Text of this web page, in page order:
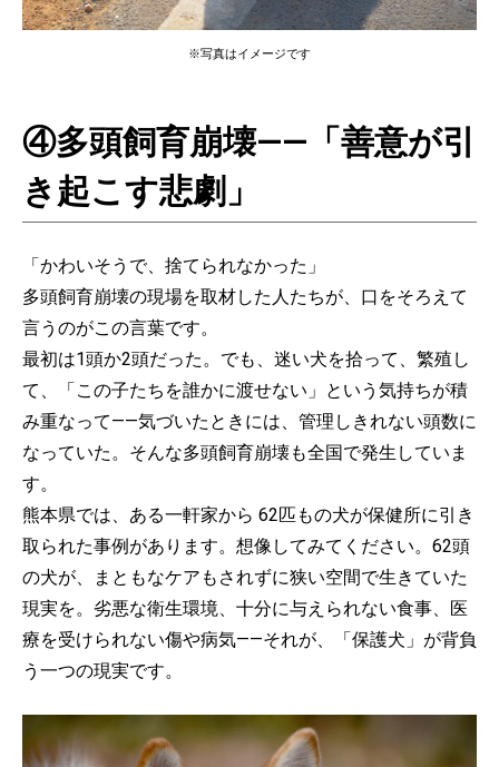
※写真はイメージです
④多頭飼育崩壊——「善意が引
き起こす悲劇」
「かわいそうで、捨てられなかった」
多頭飼育崩壊の現場を取材した人たちが、口をそろえて
言うのがこの言葉です。
最初は1頭か2頭だった。でも、迷い犬を拾って、繁殖し
て、「この子たちを誰かに渡せない」という気持ちが積
み重なって——気づいたときには、管理しきれない頭数に
なっていた。そんな多頭飼育崩壊も全国で発生していま
す。
熊本県では、ある一軒家から 62匹もの犬が保健所に引き
取られた事例があります。想像してみてください。62頭
の犬が、まともなケアもされずに狭い空間で生きていた
現実を。劣悪な衛生環境、十分に与えられない食事、医
療を受けられない傷や病気——それが、「保護犬」が背負
う一つの現実です。